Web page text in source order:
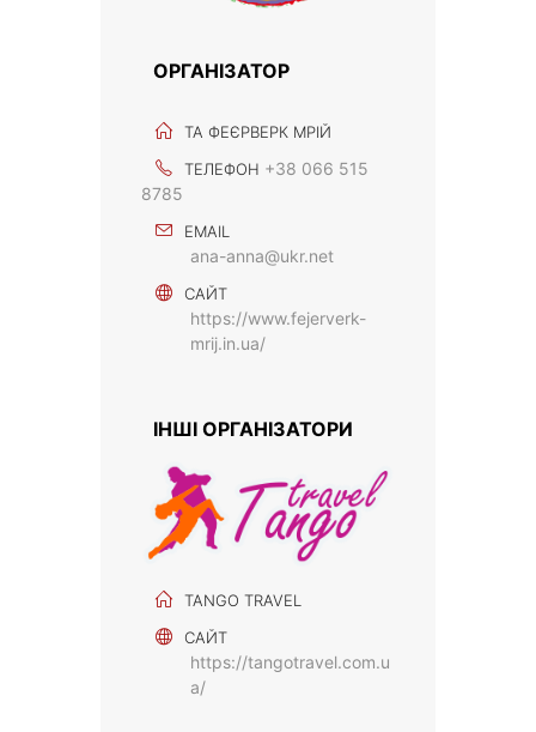
ОРГАНІЗАТОР
ТА ФЕЄРВЕРК МРІЙ
ТЕЛЕФОН +38 066 515
8785
EMAIL
ana-anna@ukr.net
САЙТ
https://www.fejerverk-
mrij.in.ua/
ІНШІ ОРГАНІЗАТОРИ
TANGO TRAVEL
САЙТ
https://tangotravel.com.u
a/